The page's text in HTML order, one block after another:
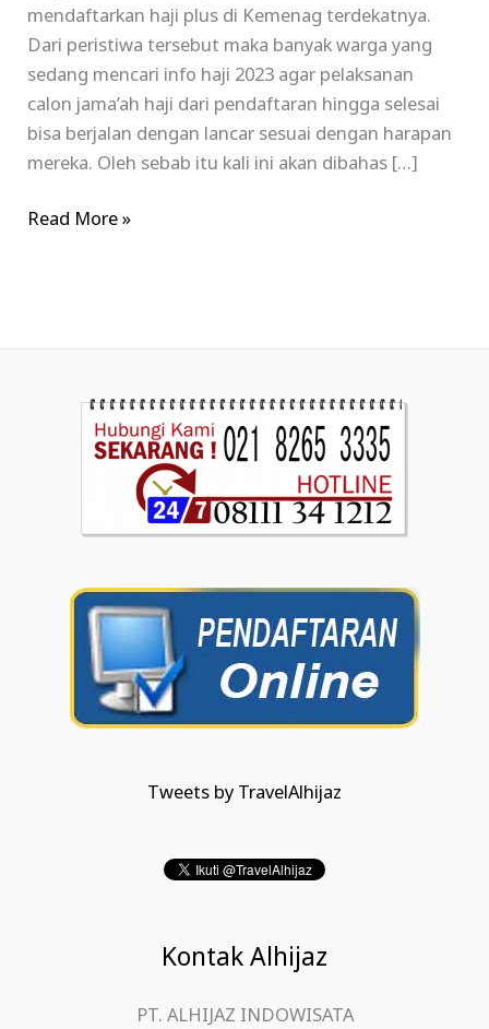
mendaftarkan haji plus di Kemenag terdekatnya.
Dari peristiwa tersebut maka banyak warga yang
sedang mencari info haji 2023 agar pelaksanan
calon jama’ah haji dari pendaftaran hingga selesai
bisa berjalan dengan lancar sesuai dengan harapan
mereka. Oleh sebab itu kali ini akan dibahas […]
Read More »
Tweets by TravelAlhijaz
Kontak Alhijaz
PT. ALHIJAZ INDOWISATA